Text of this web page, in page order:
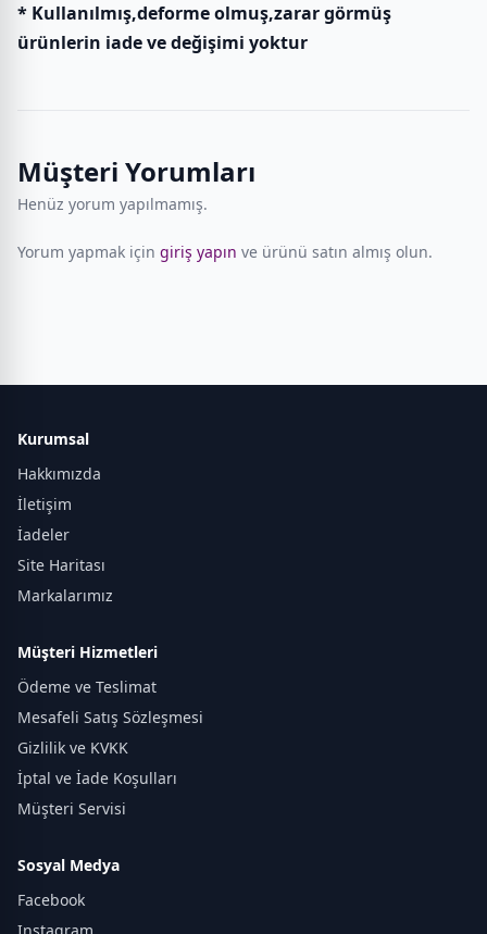
* Kullanılmış,deforme olmuş,zarar görmüş
ürünlerin iade ve değişimi yoktur
Müşteri Yorumları
Henüz yorum yapılmamış.
Yorum yapmak için giriş yapın ve ürünü satın almış olun.
Kurumsal
Hakkımızda
İletişim
İadeler
Site Haritası
Markalarımız
Müşteri Hizmetleri
Ödeme ve Teslimat
Mesafeli Satış Sözleşmesi
Gizlilik ve KVKK
İptal ve İade Koşulları
Müşteri Servisi
Sosyal Medya
Facebook